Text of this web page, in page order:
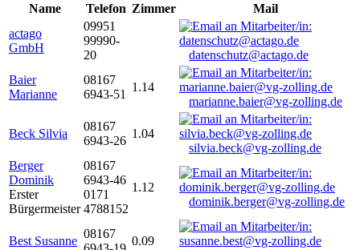
Name
Telefon Zimmer
Mail
actago
GmbH
09951
99990-
20
datenschutz@actago.de
Baier
Marianne
08167
6943-51
1.14
marianne.baier@vg-zolling.de
Beck Silvia
08167
6943-26
1.04
silvia.beck@vg-zolling.de
Berger
Dominik
Erster
Bürgermeister
08167
6943-46
0171
4788152
1.12
dominik.berger@vg-zolling.de
Best Susanne
08167
0.09